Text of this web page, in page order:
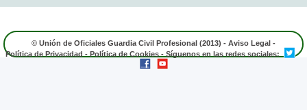
© Unión de Oficiales Guardia Civil Profesional (2013) - Aviso Legal -
Política de Privacidad - Política de Cookies - Síguenos en las redes sociales: